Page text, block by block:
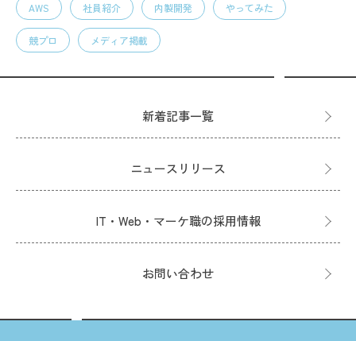
AWS 社員紹介 内製開発 やってみた
競プロ メディア掲載
新着記事一覧
ニュースリリース
IT・Web・マーケ職の採用情報
お問い合わせ